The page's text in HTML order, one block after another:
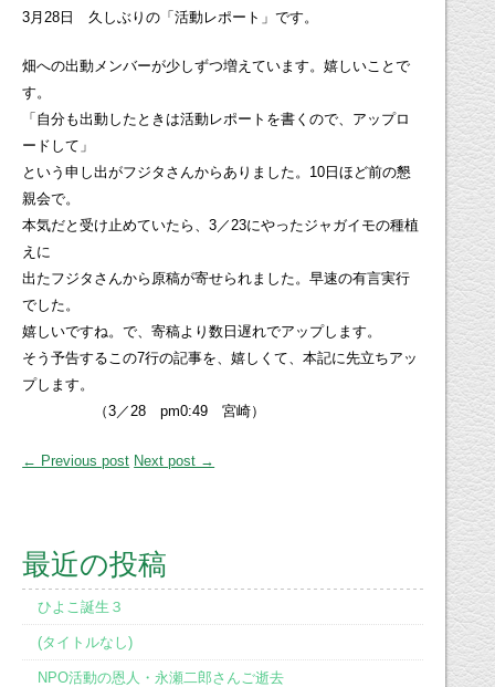
3月28日 久しぶりの「活動レポート」です。
畑への出動メンバーが少しずつ増えています。嬉しいことで
す。
「自分も出動したときは活動レポートを書くので、アップロ
ードして」
という申し出がフジタさんからありました。10日ほど前の懇
親会で。
本気だと受け止めていたら、3／23にやったジャガイモの種植
えに
出たフジタさんから原稿が寄せられました。早速の有言実行
でした。
嬉しいですね。で、寄稿より数日遅れでアップします。
そう予告するこの7行の記事を、嬉しくて、本記に先立ちアッ
プします。
（3／28 pm0:49 宮崎）
← Previous post Next post →
最近の投稿
ひよこ誕生３
(タイトルなし)
NPO活動の恩人・永瀬二郎さんご逝去